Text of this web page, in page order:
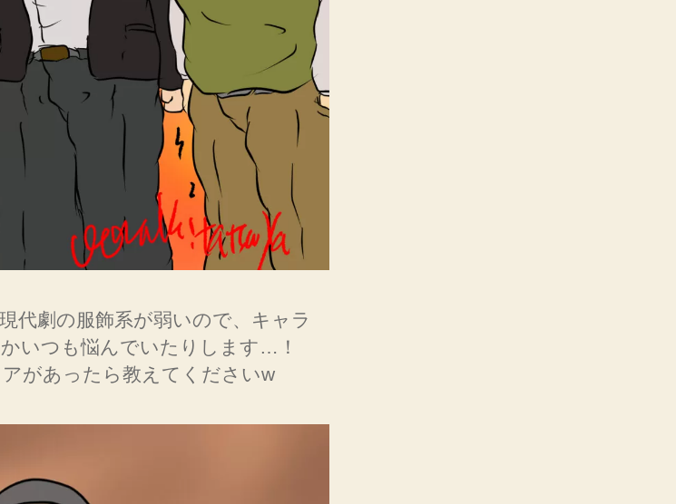
代劇の服飾系が弱いので、キャラ
かいつも悩んでいたりします…！
があったら教えてくださいw